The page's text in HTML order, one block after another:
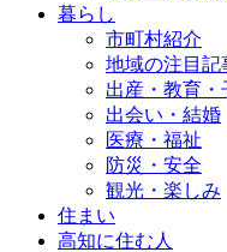
暮らし
市町村紹介
地域の注目記
出産・教育・
出会い・結婚
医療・福祉
防災・安全
観光・楽しみ
住まい
高知に住む人